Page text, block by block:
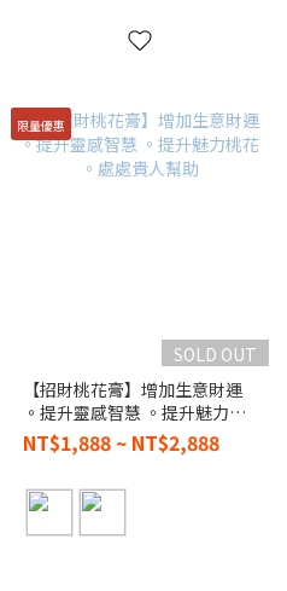
限量優惠
SOLD OUT
【招財桃花膏】增加生意財運
。提升靈感智慧 。提升魅力桃
花 。處處貴人幫助
NT$1,888 ~ NT$2,888